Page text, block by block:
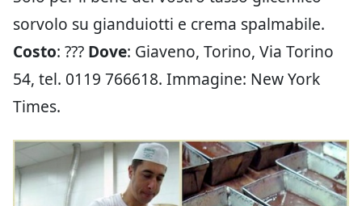
sorvolo su gianduiotti e crema spalmabile.
Costo: ??? Dove: Giaveno, Torino, Via Torino
54, tel. 0119 766618. Immagine: New York
Times.